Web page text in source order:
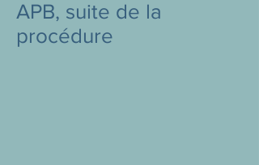
APB, suite de la
procédure